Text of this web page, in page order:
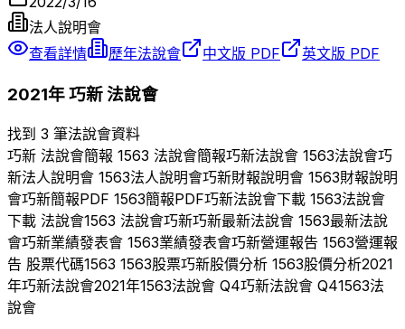
法人說明會
查看詳情
歷年法說會 中文版 PDF 英文版 PDF
2021年巧新法說會
找到 3 筆法說會資料
巧新 法說會簡報 1563 法說會簡報巧新法說會 1563法說會巧
新法人說明會 1563法人說明會巧新財報說明會 1563財報說明
會巧新簡報PDF 1563簡報PDF巧新法說會下載 1563法說會
下載 法說會1563 法說會巧新巧新最新法說會 1563最新法說
會巧新業績發表會 1563業績發表會巧新營運報告 1563營運報
告 股票代碼1563 1563股票巧新股價分析 1563股價分析2021
年巧新法說會2021年1563法說會 Q4巧新法說會 Q41563法
說會